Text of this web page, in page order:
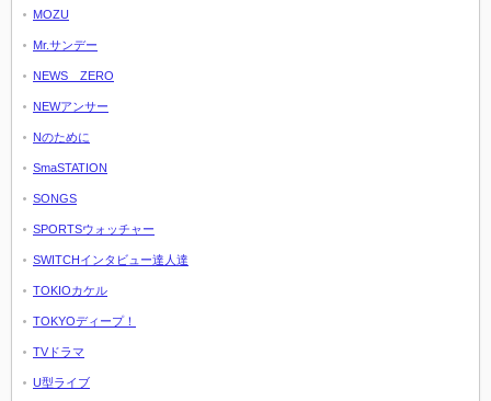
MOZU
Mr.サンデー
NEWS ZERO
NEWアンサー
Nのために
SmaSTATION
SONGS
SPORTSウォッチャー
SWITCHインタビュー達人達
TOKIOカケル
TOKYOディープ！
TVドラマ
U型ライブ